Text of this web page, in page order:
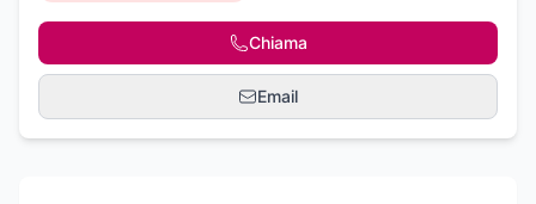
Chiama
Email